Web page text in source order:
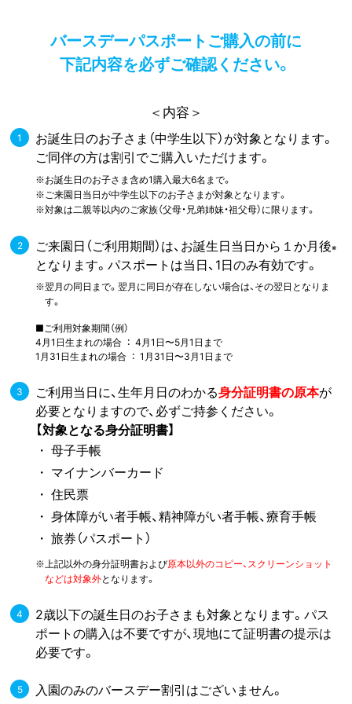
バースデーパスポートご購入の前に
下記内容を必ずご確認ください。
＜内容＞
お誕生日のお子さま（中学生以下）が対象となります。
ご同伴の方は割引でご購入いただけます。
※お誕生日のお子さま含め1購入最大6名まで。
※ご来園日当日が中学生以下のお子さまが対象となります。
※対象は二親等以内のご家族（父母・兄弟姉妹・祖父母）に限ります。
ご来園日（ご利用期間）は、お誕生日当日から１か月後※
となります。パスポートは当日、1日のみ有効です。
※翌 月の同日まで。翌月に同日が存在しない場合は、その翌日となりま
す。
■ご利用対象期間（例）
4月1日生まれの場合 ： 4月1日〜5月1日まで
1月31日生まれの場合 ： 1月31日〜3月1日まで
ご利用当日に、生年月日のわかる身分証明書の原本が
必要となりますので、必ずご持参ください。
【対象となる身分証明書】
母子手帳
マイナンバーカード
住民票
身体障がい者手帳、精神障がい者手帳、療育手帳
旅券（パスポート）
※上記以外の身分証明書および原本以外のコピー、スクリーンショット
などは対象外となります。
2歳以下の誕生日のお子さまも対象となります。パス
ポートの購入は不要ですが、現地にて証明書の提示は
必要です。
入園のみのバースデー割引はございません。